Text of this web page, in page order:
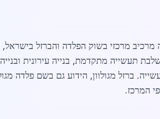
מרכיב מרכזי בשוק הפלדה והברזל
שמשלבת תעשייה מתקדמת, בנייה עירונית
ברזל מגולוון, הידוע גם בשם פלדה
המרכז.